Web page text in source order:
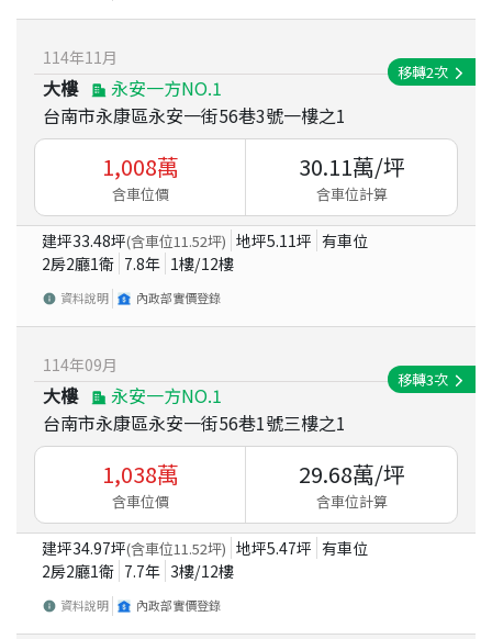
114年11 月
大樓
永安一方NO.1
台南市永康區永安一街56巷3號一樓之1
移轉2次
1,008萬
含車位價
30.11萬/坪
含車位計算
建坪33.48坪(含車位11.52坪) 地坪5.11坪 有車位
2房2廳1衛 7.8年 1樓/12樓
資料說明 內政部實價登錄
114年09月
大樓
永安一方NO.1
台南市永康區永安一街56巷1號三樓之1
移轉3次
1,038萬
含車位價
29.68萬/坪
含車位計算
建坪34.97坪(含車位11.52坪) 地坪5.47坪 有車位
2房2廳1衛 7.7年 3樓/12樓
資料說明 內政部實價登錄